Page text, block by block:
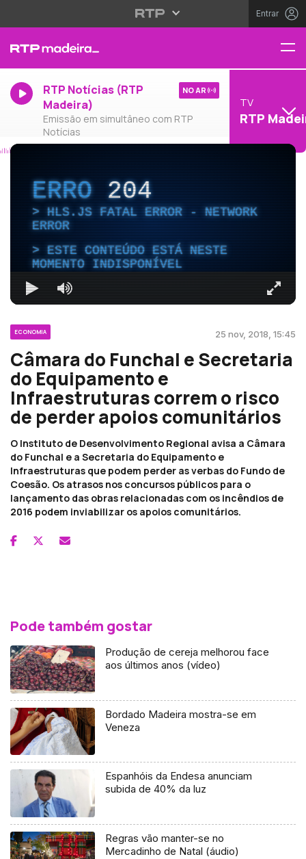
Entrar
RTP Notícias (RTP
Madeira)
Emissão em simultâneo com RTP
Notícias
NO AR
TV
RTP
ERRO204
HLS.JS FATAL ERROR - NETWORK
ERROR
ESTE CONTEÚDO ESTÁ NESTE
MOMENTO INDISPONÍVEL
ECONOMIA 25 nov, 2018, 15:45
Câmara do Funchal e Secretaria
do Equipamento e
Infraestruturas correm o risco
de perder apoios comunitários
O Instituto de Desenvolvimento Regional avisa a Câmara
do Funchal e a Secretaria do Equipamento e
Infraestruturas que podem perder as verbas do Fundo de
Coesão. Os atrasos nos concursos públicos para o
lançamento das obras relacionadas com os incêndios de
2016 podem inviabilizar os apoios comunitários.
Pode também gostar
Produção de cereja melhorou face
aos últimos anos (vídeo)
Bordado Madeira mostra-se em
Veneza
Espanhóis da Endesa anunciam
subida de 40% da luz
Regras vão manter-se no
Mercadinho de Natal (áudio)